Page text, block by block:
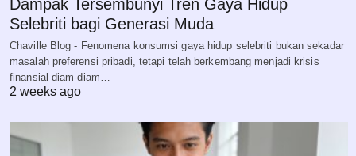
Dampak Tersembunyi Tren Gaya Hidup
Selebriti bagi Generasi Muda
Chaville Blog - Fenomena konsumsi gaya hidup selebriti bukan sekadar
masalah preferensi pribadi, tetapi telah berkembang menjadi krisis
finansial diam-diam…
2 weeks ago